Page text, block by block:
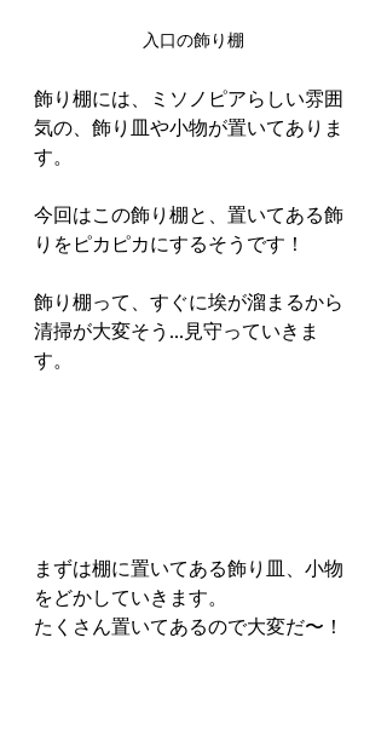
入口の飾り棚
飾り棚には、ミソノピアらしい雰囲
気の、飾り皿や小物が置いてありま
す。
今回はこの飾り棚と、置いてある飾
りをピカピカにするそうです！
飾り棚って、すぐに埃が溜まるから
清掃が大変そう...見守っていきま
す。
まずは棚に置いてある飾り皿、小物
をどかしていきます。
たくさん置いてあるので大変だ〜！